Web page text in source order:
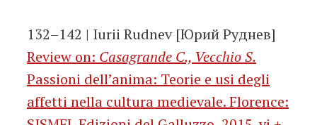
132–142 | Iurii Rudnev [Юрий Руднев]
Review on: Casagrande C., Vecchio S.
Passioni dell’anima: Teorie e usi degli
affetti nella cultura medievale. Florence: